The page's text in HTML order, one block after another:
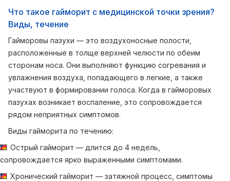
Что такое гайморит с медицинской точки зрения?
Виды, течение
Гайморовы пазухи — это воздухоносные полости,
расположенные в толще верхней челюсти по обеим
сторонам носа. Они выполняют функцию согревания и
увлажнения воздуха, попадающего в легкие, а также
участвуют в формировании голоса. Когда в гайморовых
пазухах возникает воспаление, это сопровождается
рядом неприятных симптомов.
Виды гайморита по течению:
Острый гайморит — длится до 4 недель,
сопровождается ярко выраженными симптомами.
Хронический гайморит — затяжной процесс, симптомы